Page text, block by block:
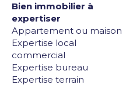
Bien immobilier à
expertiser
Appartement ou maison
Expertise local
commercial
Expertise bureau
Expertise terrain